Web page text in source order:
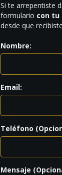
Si te arrepentiste
formulario con tu
desde que
Nombre:
Email:
Teléfono
Mensaje